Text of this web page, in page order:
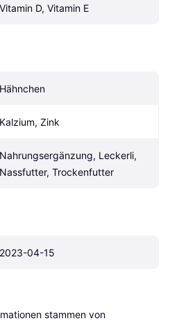
Vitamin D, Vitamin E
Hähnchen
Kalzium, Zink
Nahrungsergänzung, Leckerli,
Nassfutter, Trockenfutter
2023-04-15
stammen von